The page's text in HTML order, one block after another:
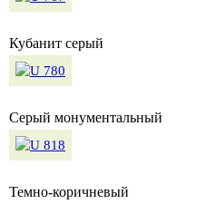
Кубанит серый
Серый монументальный
Темно-коричневый